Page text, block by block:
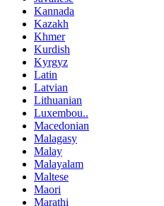
Kannada
Kazakh
Khmer
Kurdish
Kyrgyz
Latin
Latvian
Lithuanian
Luxembou..
Macedonian
Malagasy
Malay
Malayalam
Maltese
Maori
Marathi